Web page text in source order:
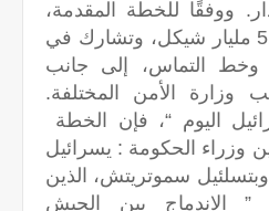
ووفقًا للخطة المقدمة،
تبلغ تكلفة المشروع 5.2 مليار شيكل، وتشارك في
وخط التماس، إلى جانب
وزارة الأمن المختلفة.
اليوم “، فإن الخطة
وزراء الحكومة : يسرائيل
سموتريتش، الذين
الاندماج بين الجيش